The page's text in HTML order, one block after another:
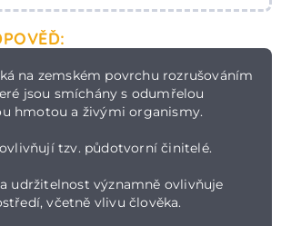
na zemském povrchu rozrušováním
jsou smíchány s odumřelou
hmotou a živými organismy.
tzv. půdotvorní činitelé.
udržitelnost významně ovlivňuje
včetně vlivu člověka.